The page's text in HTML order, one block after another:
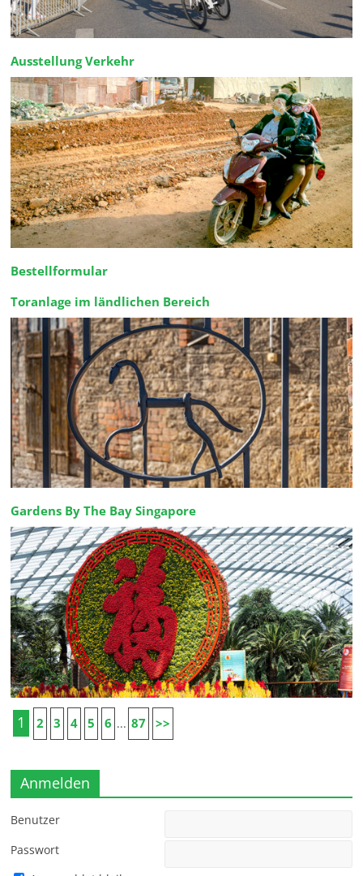
Ausstellung Verkehr
Bestellformular
Toranlage im ländlichen Bereich
Gardens By The Bay Singapore
1 2 3 4 5 6 ... 87 >>
Anmelden
Benutzer
Passwort